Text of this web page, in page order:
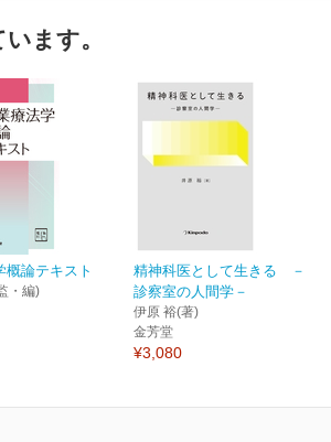
ます。
概論テキスト
・編)
精神科医として生きる －
診察室の人間学－
伊原 裕(著)
金芳堂
¥3,080